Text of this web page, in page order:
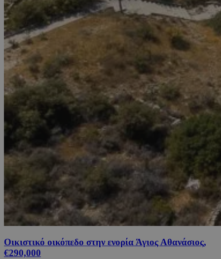
Οικιστικό οικόπεδο στην ενορία Άγιος Αθανάσιος,
€290,000